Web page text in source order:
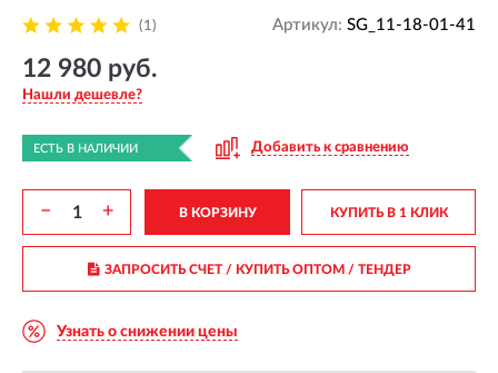
(1) Артикул: SG_11-18-01-41
12 980 руб.
Нашли дешевле?
ЕСТЬ В НАЛИЧИИ Добавить к сравнению
− + В КОРЗИНУ КУПИТЬ В 1 КЛИК
ЗАПРОСИТЬ СЧЕТ / КУПИТЬ ОПТОМ/ ТЕНДЕР
Узнать о снижении цены